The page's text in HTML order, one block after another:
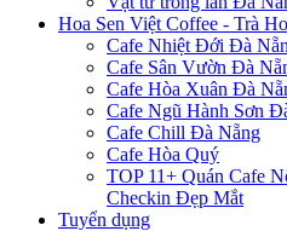
Hoa Sen Việt Coffee - Trà
Cafe Nhiệt Đới Đà
Cafe Sân Vườn Đà
Cafe Hòa Xuân Đà
Cafe Ngũ Hành Sơn
Cafe Chill Đà Nẵng
Cafe Hòa Quý
TOP 11+ Quán Cafe
Checkin Đẹp Mắt
Tuyển dụng